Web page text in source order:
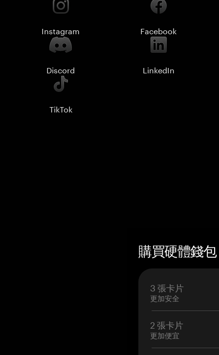
Instagram Facebook
Discord LinkedIn
TikTok
購買硬體錢
3 張卡片
更加安全
2 張卡片
更加便宜